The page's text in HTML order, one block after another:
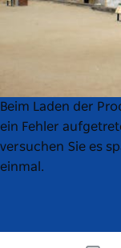
Product
List
Product
List
Beim Laden der
ein Fehler
versuchen Sie es
einmal.